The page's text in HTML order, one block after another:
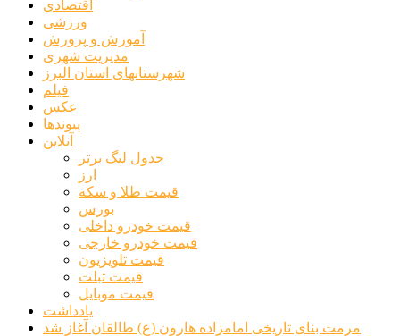
اقتصادی
ورزشی
آموزش و پرورش
مدیریت شهری
شهرستانهای استان البرز
فیلم
عکس
پیوندها
آنلاین
جدول لیگ برتر
ارز
قیمت طلا و سکه
بورس
قیمت خودرو داخلی
قیمت خودرو خارجی
قیمت تلویزیون
قیمت تبلت
قیمت موبایل
یادداشت
مرمت بنای تاریخی امامزاده هارون (ع) طالقان آغاز شد